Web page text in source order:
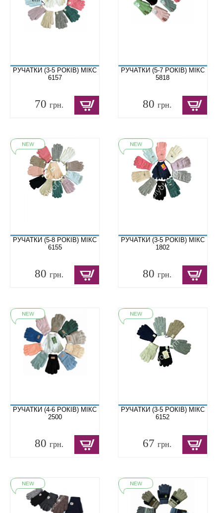
РУЧАТКИ (3-5 РОКІВ) МІКС
6157
70грн.
РУЧАТКИ (5-7 РОКІВ) МІКС
5818
80 грн.
РУЧАТКИ (5-8 РОКІВ) МІКС
6155
80грн.
РУЧАТКИ (3-5 РОКІВ) МІКС
1802
80 грн.
РУЧАТКИ (4-6 РОКІВ) МІКС
2500
80грн.
РУЧАТКИ (3-5 РОКІВ) МІКС
6152
67 грн.